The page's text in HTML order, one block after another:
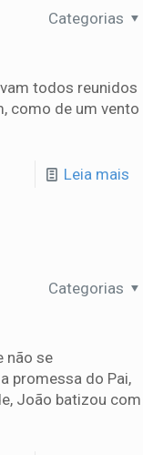
Categorias
todos reunidos
como de um vento
Leia mais
Categorias
não se
promessa do Pai,
João batizou com